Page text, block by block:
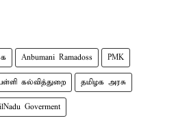
Anbumani Ramadoss PMK
கல்வித்துறை தமிழக அரசு
Goverment